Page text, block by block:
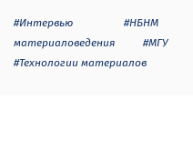
#Интервью #НБНМ
материаловедения
#МГУ
#Технологии материалов